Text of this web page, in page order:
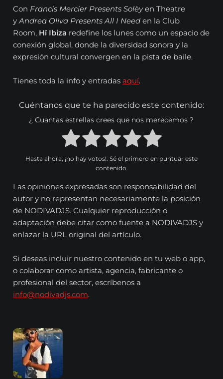
Con Francis Mercier Presents Solèyen Theatre
yAndrea Oliva Presents All I Need en la Club
Room, Hï Ibiza redefine los lunes como un espacio de
conexión global, donde la diversidad sonora y la
expresión cultural convergen en la pista de baile.
Tienes toda la info y entradasaquí.
Cuéntanos que te ha parecido este contenido:
¿ Cuantas estrellas crees que nos merecemos ?
Hasta ahora, ¡no hay votos!. Sé el primero en puntuar este
contenido.
Las opiniones expresadas son responsabilidad del
autor y no representan necesariamente la posición
de NODIVADJS. Cualquier reproducción o
adaptación debe citar como fuente a NODIVADJS y
enlazar la URL original del artículo.
Si deseas incluir nuestro contenido en tu web o app,
o colaborar como artista, agencia, fabricante o
profesional del sector, escríbenos a
info@nodivadjs.com.